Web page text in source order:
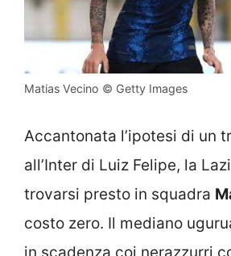
Matias Vecino © Getty Images
Accantonata l’ipotesi di un
all’Inter di Luiz Felipe, la
trovarsi presto in squadra
costo zero. Il mediano